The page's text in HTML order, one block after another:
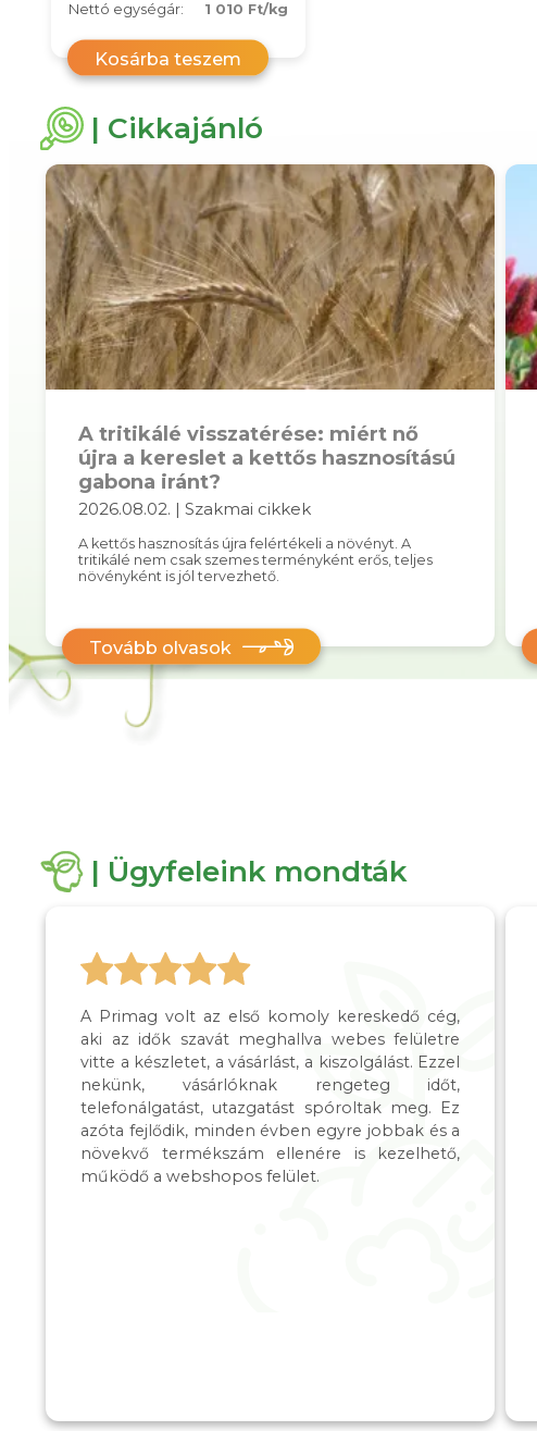
Nettó egységár:
1 010 Ft/kg
Kosárba teszem
| Cikkajánló
A tritikálé visszatérése: miért nő
újra a kereslet a kettős hasznosítású
gabona iránt?
2026.08.02. | Szakmai cikkek
A kettős hasznosítás újra felértékeli a növényt. A
tritikálé nem csak szemes terményként erős, teljes
növényként is jól tervezhető.
Tovább olvasok
| Ügyfeleink mondták
A Primag volt az első komoly kereskedő cég,
aki az idők szavát meghallva webes felületre
vitte a készletet, a vásárlást, a kiszolgálást. Ezzel
nekünk, vásárlóknak rengeteg időt,
telefonálgatást, utazgatást spóroltak meg. Ez
azóta fejlődik, minden évben egyre jobbak és a
növekvő termékszám ellenére is kezelhető,
működő a webshopos felület.